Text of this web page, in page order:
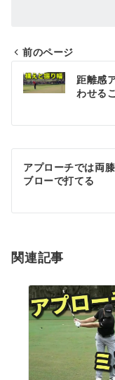
投
稿
ビ
ゲ
ー
シ
ン
前のページ
距離感
わせる
アプローチでは両
ブローで打てる
関連記事